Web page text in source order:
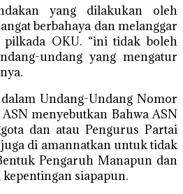
yang dilakukan oleh
berbahaya dan melanggar
OKU. “ini tidak boleh
undang yang mengatur
Undang-Undang Nomor
menyebutkan Bahwa ASN
dan atau Pengurus Partai
di amannatkan untuk tidak
Pengaruh Manapun dan
siapapun.